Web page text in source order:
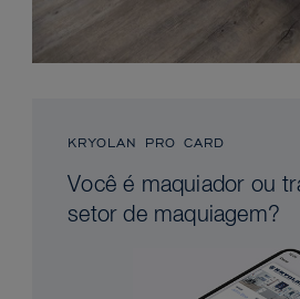
KRYOLAN PRO CARD
Você é maquiador ou
setor de maquiagem?